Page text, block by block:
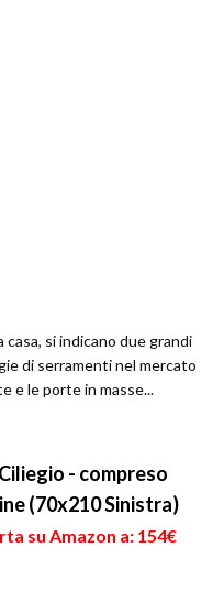
si indicano due grandi
di serramenti nel mercato
e le porte in masse...
- compreso
(70x210 Sinistra)
su Amazon a: 154€